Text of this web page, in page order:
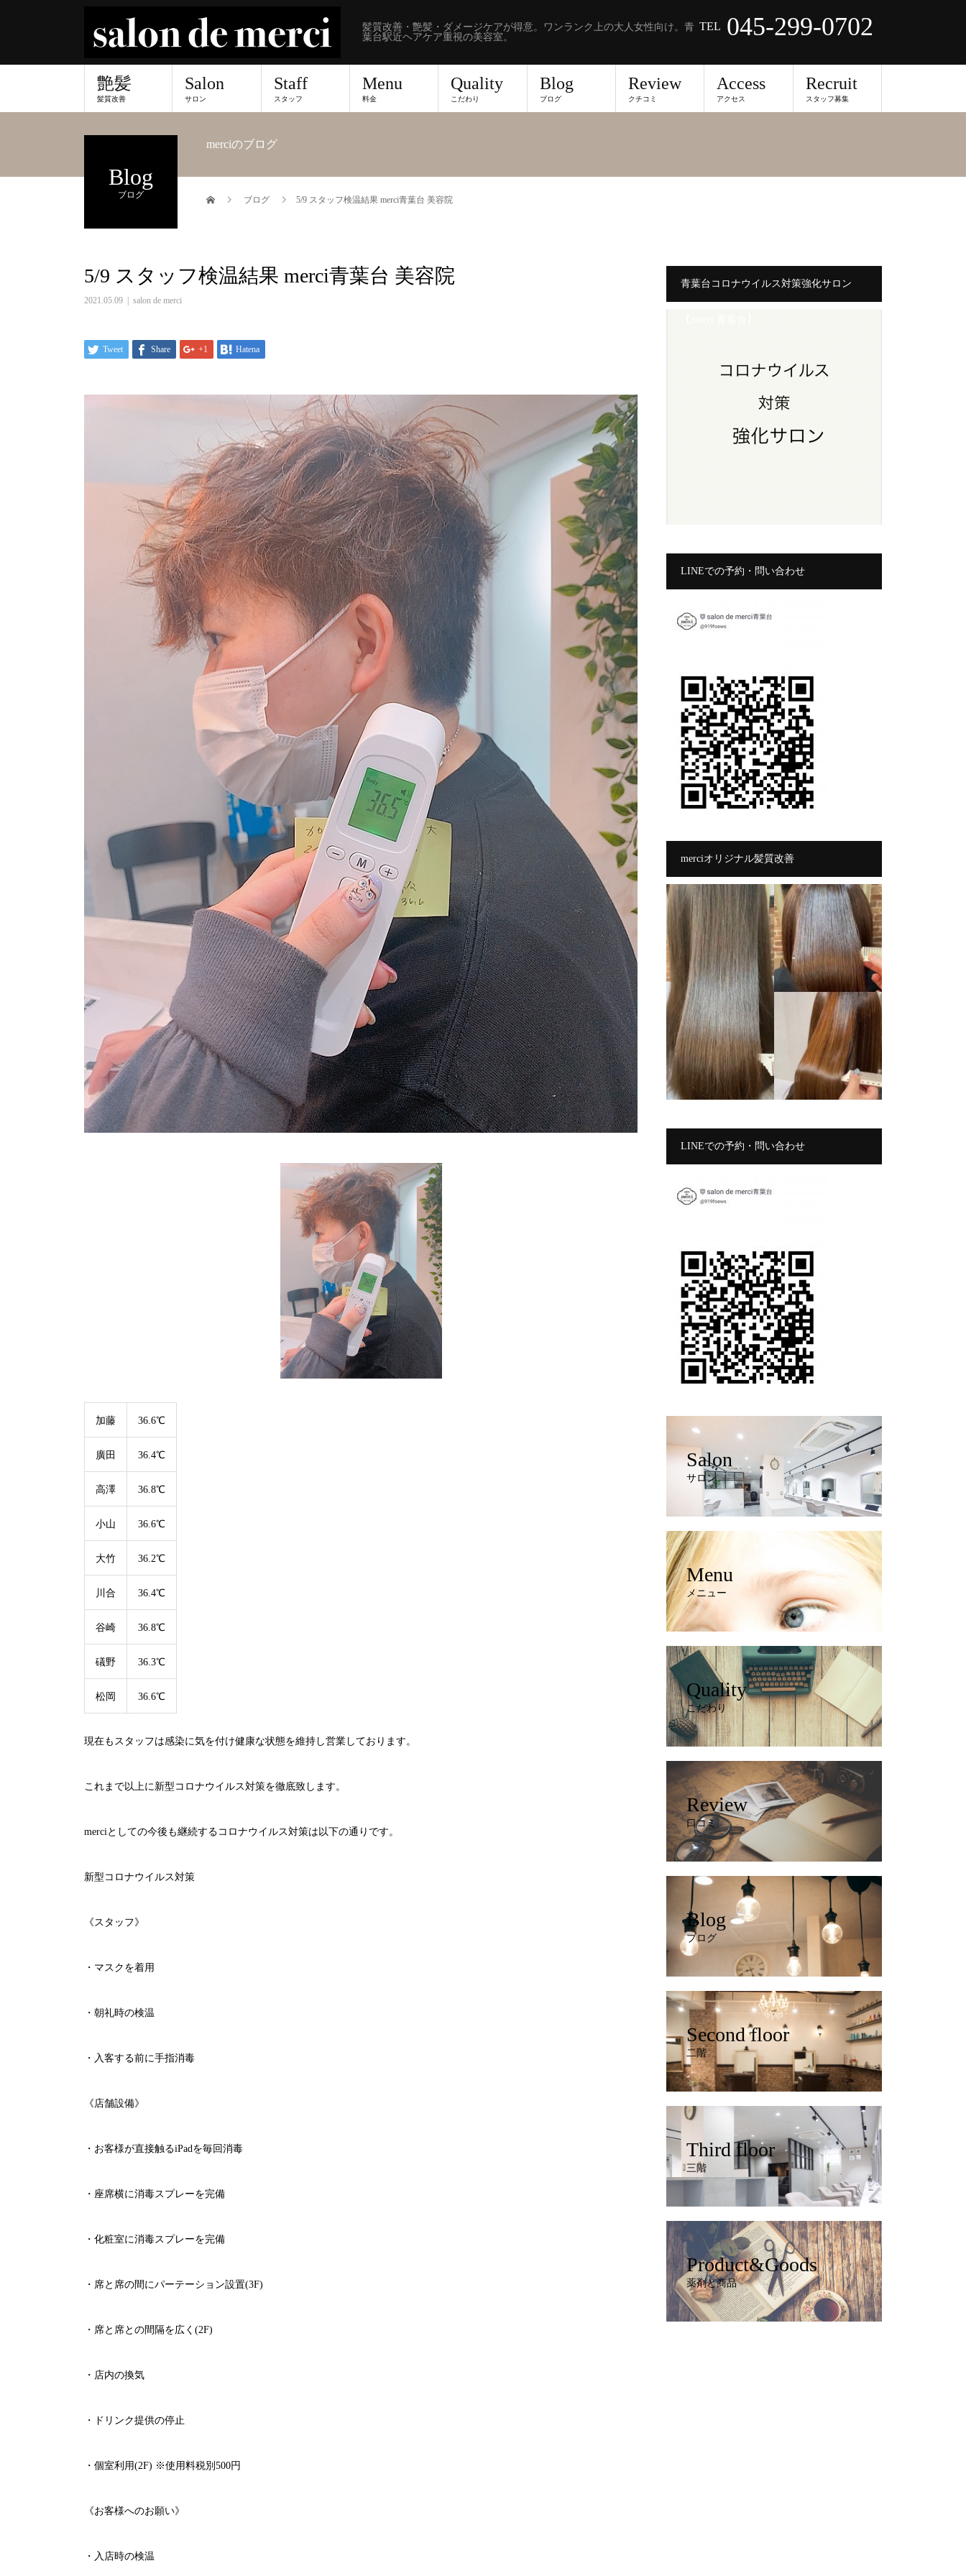
髪質改善・艶髪・ダメージケアが得意。ワンランク上の大人女性向け。青
葉台駅近ヘアケア重視の美容室。
TEL 045-299-0702
艶髪
髪質改善
Salon
サロン
Staff
スタッフ
Menu
料金
Quality
こだわり
Blog
ブログ
Review
クチコミ
Access
アクセス
Recruit
スタッフ募集
Blog
ブログ
merciのブログ
ブログ 5/9 スタッフ検温結果 merci青葉台 美容院
5/9 スタッフ検温結果 merci青葉台 美容院
2021.05.09 salon de merci
Tweet Share +1 Hatena
加藤 36.6℃
廣田 36.4℃
高澤 36.8℃
小山 36.6℃
大竹 36.2℃
川合 36.4℃
谷崎 36.8℃
礒野 36.3℃
松岡 36.6℃
現在もスタッフは感染に気を付け健康な状態を維持し営業しております。
これまで以上に新型コロナウイルス対策を徹底致します。
merci としての今後も継続するコロナウイルス対策は以下の通りです。
新型コロナウイルス対策
《スタッフ》
・マスクを着用
・朝礼時の検温
・入客する前に手指消毒
《店舗設備》
・お客様が直接触るiPadを毎回消毒
・座席横に消毒スプレーを完備
・化粧室に消毒スプレーを完備
・席と席の間にパーテーション設置(3F)
・席と席との間隔を広く (2F)
・店内の換気
・ドリンク提供の停止
・個室利用(2F) ※使用料税別 500円
《お客様へのお願い》
・入店時の検温
青葉台コロナウイルス対策強化サロン
LINEでの予約・問い合わせ
merciオリジナル髪質改善
LINEでの予約・問い合わせ
Salon
サロン
Menu
メニュー
Quality
こだわり
Review
口コミ
Blog
ブログ
Second floor
二階
Third floor
三階
Product&Goods
薬剤と商品